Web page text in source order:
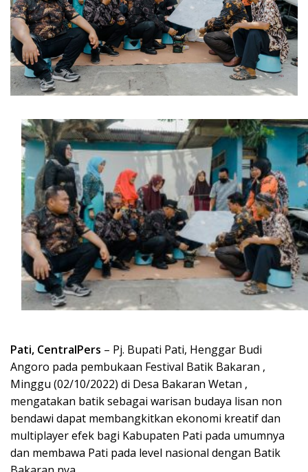
Pati, CentralPers – Pj. Bupati Pati, Henggar Budi
Angoro pada pembukaan Festival Batik Bakaran ,
Minggu (02/10/2022) di Desa Bakaran Wetan ,
mengatakan batik sebagai warisan budaya lisan non
bendawi dapat membangkitkan ekonomi kreatif dan
multiplayer efek bagi Kabupaten Pati pada umumnya
dan membawa Pati pada level nasional dengan Batik